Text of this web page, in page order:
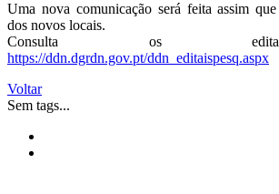
Uma nova comunicação será feita assim
dos novos locais.
Consulta os
https://ddn.dgrdn.gov.pt/ddn_editaispesq.aspx
Voltar
Sem tags...